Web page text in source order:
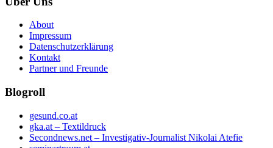
About
Impressum
Datenschutzerklärung
Kontakt
Partner und Freunde
Blogroll
gesund.co.at
gka.at – Textildruck
Secondnews.net – Investigativ-Journalist Nikolai Atefie